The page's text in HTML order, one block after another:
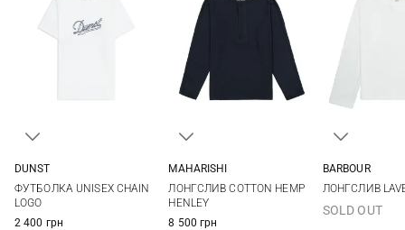
DUNST
ФУТБОЛКА UNISEX CHAIN ​​
LOGO
2 400 грн
MAHARISHI
ЛОНГСЛИВ COTTON HEMP
HENLEY
8 500 грн
BARBOUR
ЛОНГСЛИВ
SOLD OUT